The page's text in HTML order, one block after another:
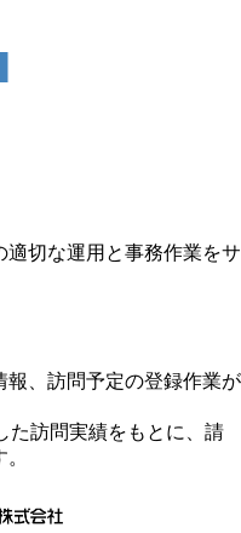
適切な運用と事務作業をサ
報、訪問予定の登録作業が
た訪問実績をもとに、請